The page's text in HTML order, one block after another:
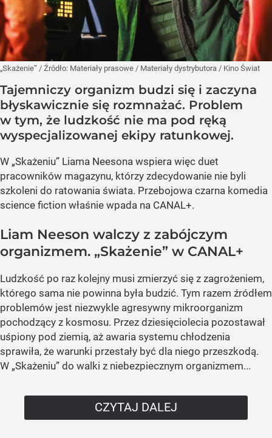
„Skażenie” / Źródło: Materiały prasowe / Materiały dystrybutora / Kino Świat
Tajemniczy organizm budzi się i zaczyna
błyskawicznie się rozmnażać. Problem
w tym, że ludzkość nie ma pod ręką
wyspecjalizowanej ekipy ratunkowej.
W „Skażeniu” Liama Neesona wspiera więc duet
pracowników magazynu, którzy zdecydowanie nie byli
szkoleni do ratowania świata. Przebojowa czarna komedia
science fiction właśnie wpada na CANAL+.
Liam Neeson walczy z zabójczym
organizmem. „Skażenie” w CANAL+
Ludzkość po raz kolejny musi zmierzyć się z zagrożeniem,
którego sama nie powinna była budzić. Tym razem źródłem
problemów jest niezwykle agresywny mikroorganizm
pochodzący z kosmosu. Przez dziesięciolecia pozostawał
uśpiony pod ziemią, aż awaria systemu chłodzenia
sprawiła, że warunki przestały być dla niego przeszkodą.
W „Skażeniu” do walki z niebezpiecznym organizmem...
CZYTAJ DALEJ